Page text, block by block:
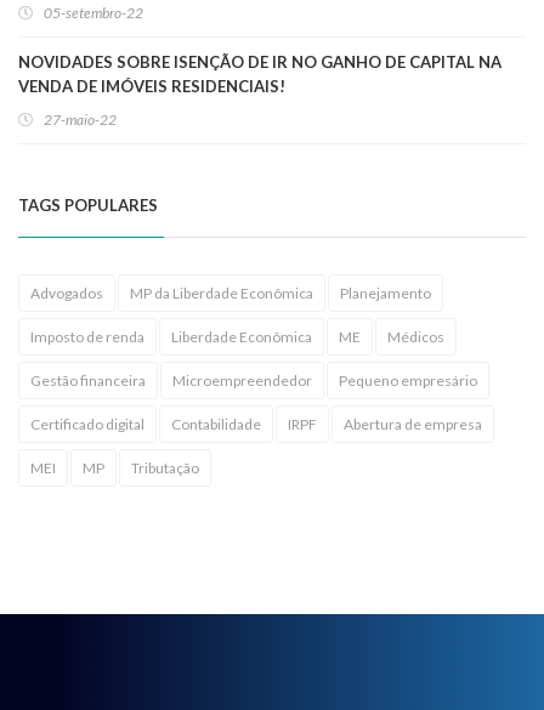
05-setembro-22
NOVIDADES SOBRE ISENÇÃO DE IR NO GANHO DE CAPITAL NA
VENDA DE IMÓVEIS RESIDENCIAIS!
27-maio-22
TAGS POPULARES
Advogados MP da Liberdade Econômica Planejamento
Imposto de renda Liberdade Econômica ME Médicos
Gestão financeira Microempreendedor Pequeno empresário
Certificado digital Contabilidade IRPF Abertura de empresa
MEI MP Tributação